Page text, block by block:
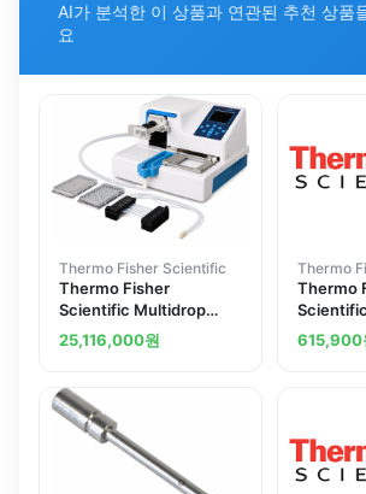
AI가 분석한 이 상품과 연관된 추천 상품
요
Thermo Fisher Scientific
Thermo Fisher
Scientific Multidrop
Combi Reagent
Dispenser
25,116,000원
Thermo
Thermo
Combi
Reagent
with
615,900